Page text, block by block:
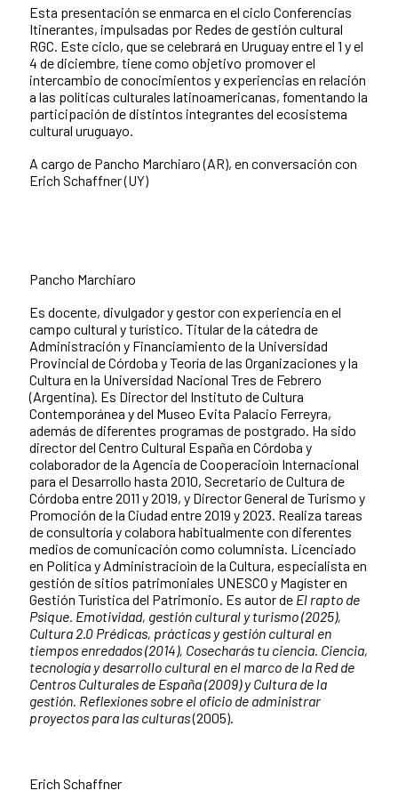
Esta presentación se enmarca en el ciclo Conferencias
Itinerantes, impulsadas por Redes de gestión cultural
RGC. Este ciclo, que se celebrará en Uruguay entre el 1 y el
4 de diciembre, tiene como objetivo promover el
intercambio de conocimientos y experiencias en relación
a las políticas culturales latinoamericanas, fomentando la
participación de distintos integrantes del ecosistema
cultural uruguayo.
A cargo de Pancho Marchiaro (AR), en conversación con
Erich Schaffner (UY)
Pancho Marchiaro
Es docente, divulgador y gestor con experiencia en el
campo cultural y turístico. Titular de la cátedra de
Administración y Financiamiento de la Universidad
Provincial de Córdoba y Teoría de las Organizaciones y la
Cultura en la Universidad Nacional Tres de Febrero
(Argentina). Es Director del Instituto de Cultura
Contemporánea y del Museo Evita Palacio Ferreyra,
además de diferentes programas de postgrado. Ha sido
director del Centro Cultural España en Córdoba y
colaborador de la Agencia de Cooperacioìn Internacional
para el Desarrollo hasta 2010, Secretario de Cultura de
Córdoba entre 2011 y 2019, y Director General de Turismo y
Promoción de la Ciudad entre 2019 y 2023. Realiza tareas
de consultoría y colabora habitualmente con diferentes
medios de comunicación como columnista. Licenciado
en Política y Administracioìn de la Cultura, especialista en
gestión de sitios patrimoniales UNESCO y Magíster en
Gestión Turística del Patrimonio. Es autor de El rapto de
Psique. Emotividad, gestión cultural y turismo (2025),
Cultura 2.0 Prédicas, prácticas y gestión cultural en
tiempos enredados (2014), Cosecharás tu ciencia. Ciencia,
tecnología y desarrollo cultural en el marco de la Red de
Centros Culturales de España (2009) y Cultura de la
gestión. Reflexiones sobre el oficio de administrar
proyectos para las culturas(2005).
Erich Schaffner